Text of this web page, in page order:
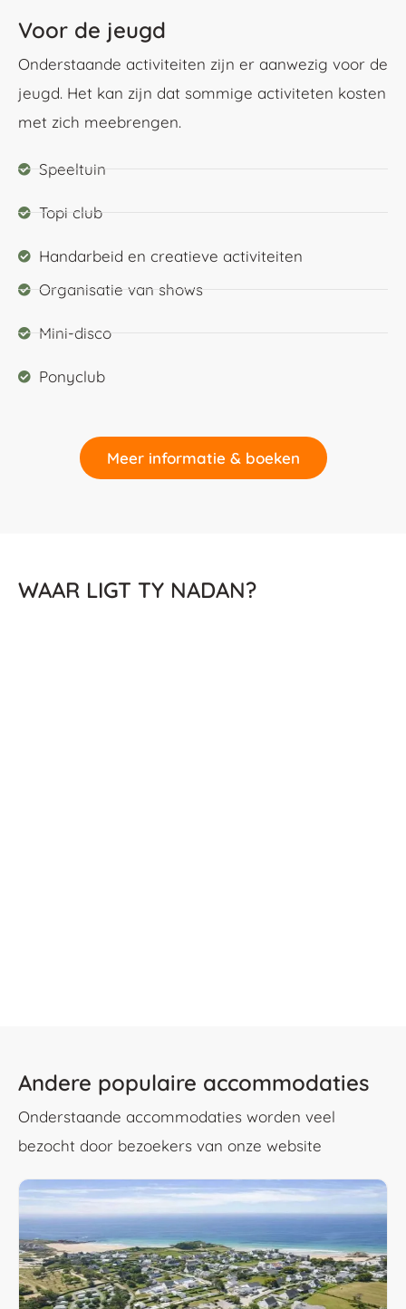
Voor de jeugd
Onderstaande activiteiten zijn er aanwezig voor de
jeugd. Het kan zijn dat sommige activiteten kosten
met zich meebrengen.
Speeltuin
Topi club
Handarbeid en creatieve activiteiten
Organisatie van shows
Mini-disco
Ponyclub
Meer informatie & boeken
WAAR LIGT TY NADAN?
Andere populaire accommodaties
Onderstaande accommodaties worden veel
bezocht door bezoekers van onze website